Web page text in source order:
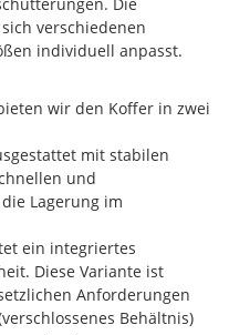
verschiedenen
individuell anpasst.
wir den Koffer in zwei
mit stabilen
und
Lagerung im
ein integriertes
Diese Variante ist
Anforderungen
Behältnis)